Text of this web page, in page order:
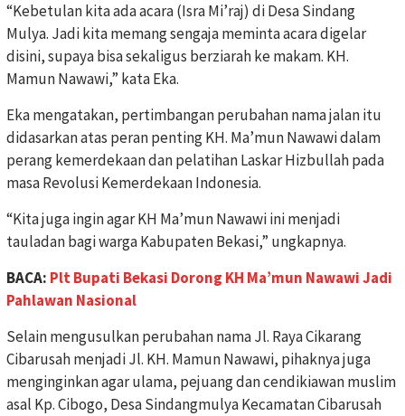
“Kebetulan kita ada acara (Isra Mi’raj) di Desa Sindang
Mulya. Jadi kita memang sengaja meminta acara digelar
disini, supaya bisa sekaligus berziarah ke makam. KH.
Mamun Nawawi,” kata Eka.
Eka mengatakan, pertimbangan perubahan nama jalan itu
didasarkan atas peran penting KH. Ma’mun Nawawi dalam
perang kemerdekaan dan pelatihan Laskar Hizbullah pada
masa Revolusi Kemerdekaan Indonesia.
“Kita juga ingin agar KH Ma’mun Nawawi ini menjadi
tauladan bagi warga Kabupaten Bekasi,” ungkapnya.
BACA: Plt Bupati Bekasi Dorong KH Ma’mun Nawawi Jadi
Pahlawan Nasional
Selain mengusulkan perubahan nama Jl. Raya Cikarang
Cibarusah menjadi Jl. KH. Mamun Nawawi, pihaknya juga
menginginkan agar ulama, pejuang dan cendikiawan muslim
asal Kp. Cibogo, Desa Sindangmulya Kecamatan Cibarusah